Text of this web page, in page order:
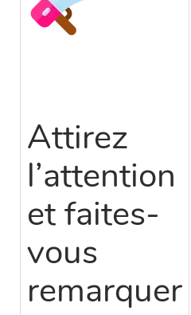
Attirez
l’attention
et faites-
vous
remarquer